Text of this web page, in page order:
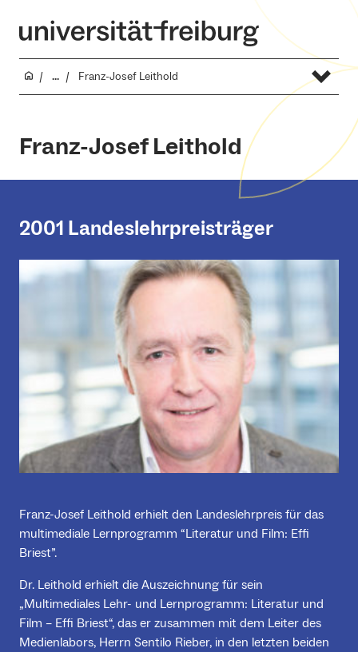
... Franz-Josef Leithold
Franz-Josef Leithold
2001 Landeslehrpreisträger
Franz-Josef Leithold erhielt den Landeslehrpreis für das
multimediale Lernprogramm “Literatur und Film: Effi
Briest”.
Dr. Leithold erhielt die Auszeichnung für sein
„Multimediales Lehr- und Lernprogramm: Literatur und
Film – Effi Briest“, das er zusammen mit dem Leiter des
Medienlabors, Herrn Sentilo Rieber, in den letzten beiden